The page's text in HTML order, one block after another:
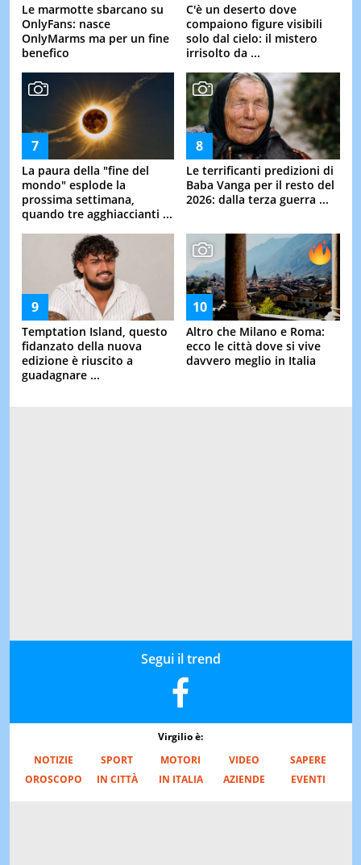
Le marmotte sbarcano su
OnlyFans: nasce
OnlyMarms ma per un fine
benefico
C'è un deserto dove
compaiono figure visibili
solo dal cielo: il mistero
irrisolto da ...
La paura della "fine del
mondo" esplode la
prossima settimana,
quando tre agghiaccianti ...
Le terrificanti predizioni di
Baba Vanga per il resto del
2026: dalla terza guerra ...
Temptation Island, questo
fidanzato della nuova
edizione è riuscito a
guadagnare ...
Altro che Milano e Roma:
ecco le città dove si vive
davvero meglio in Italia
Segui il trend
Virgilio è:
NOTIZIE
SPORT MOTORI VIDEO
SAPERE
OROSCOPO
IN CITTÀ IN ITALIA AZIENDE EVENTI